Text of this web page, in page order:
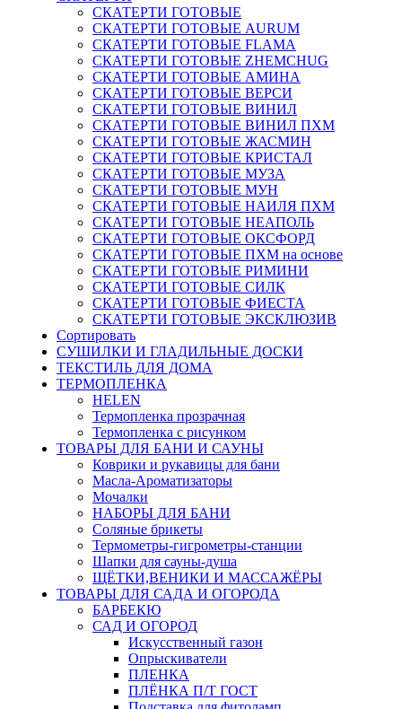
СКАТЕРТИ ГОТОВЫЕ
СКАТЕРТИ ГОТОВЫЕ AURUM
СКАТЕРТИ ГОТОВЫЕ FLAMA
СКАТЕРТИ ГОТОВЫЕ ZHEMCHUG
СКАТЕРТИ ГОТОВЫЕ АМИНА
СКАТЕРТИ ГОТОВЫЕ ВЕРСИ
СКАТЕРТИ ГОТОВЫЕ ВИНИЛ
СКАТЕРТИ ГОТОВЫЕ ВИНИЛ ПХМ
СКАТЕРТИ ГОТОВЫЕ ЖАСМИН
СКАТЕРТИ ГОТОВЫЕ КРИСТАЛ
СКАТЕРТИ ГОТОВЫЕ МУЗА
СКАТЕРТИ ГОТОВЫЕ МУН
СКАТЕРТИ ГОТОВЫЕ НАИЛЯ ПХМ
СКАТЕРТИ ГОТОВЫЕ НЕАПОЛЬ
СКАТЕРТИ ГОТОВЫЕ ОКСФОРД
СКАТЕРТИ ГОТОВЫЕ ПХМ на основе
СКАТЕРТИ ГОТОВЫЕ РИМИНИ
СКАТЕРТИ ГОТОВЫЕ СИЛК
СКАТЕРТИ ГОТОВЫЕ ФИЕСТА
СКАТЕРТИ ГОТОВЫЕ ЭКСКЛЮЗИВ
Сортировать
СУШИЛКИ И ГЛАДИЛЬНЫЕ ДОСКИ
ТЕКСТИЛЬ ДЛЯ ДОМА
ТЕРМОПЛЕНКА
HELEN
Термопленка прозрачная
Термопленка с рисунком
ТОВАРЫ ДЛЯ БАНИ И САУНЫ
Коврики и рукавицы для бани
Масла-Aроматизаторы
Мочалки
НАБОРЫ ДЛЯ БАНИ
Соляные брикеты
Термометры-гигрометры-станции
Шапки для сауны-душа
ЩЁТКИ,ВЕНИКИ И МАССАЖЁРЫ
ТОВАРЫ ДЛЯ САДА И ОГОРОДА
БАРБЕКЮ
САД И ОГОРОД
Искусственный газон
Опрыскиватели
ПЛЕНКА
ПЛЁНКА П/Т ГОСТ